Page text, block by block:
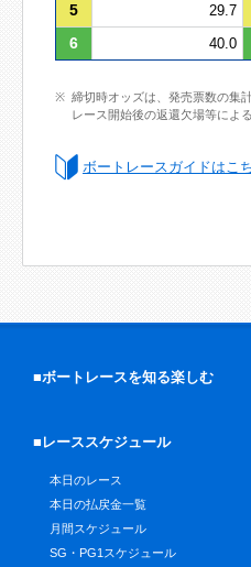
5
29.7
6
40.0
締切時オッズは、発売票数の集
レース開始後の返還欠場等によ
ボートレースガイドはこ
■ボートレースを知る楽しむ
■レーススケジュール
本日のレース
本日の払戻金一覧
月間スケジュール
SG・PG1スケジュール